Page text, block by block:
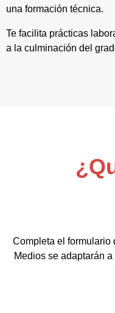
una formación técnica.
Te facilita prácticas
a la culminación del
Completa el formulario
Medios se adaptarán